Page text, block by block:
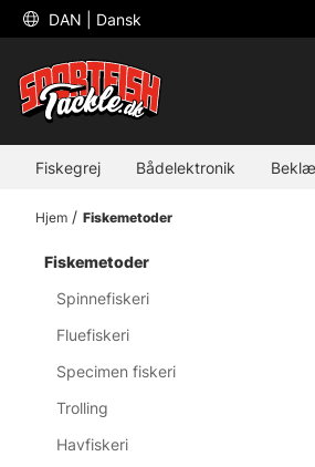
DAN | Dansk
Fiskegrej Bådelektronik
Hjem Fiskemetoder
Fiskemetoder
Spinnefiskeri
Fluefiskeri
Specimen fiskeri
Trolling
Havfiskeri